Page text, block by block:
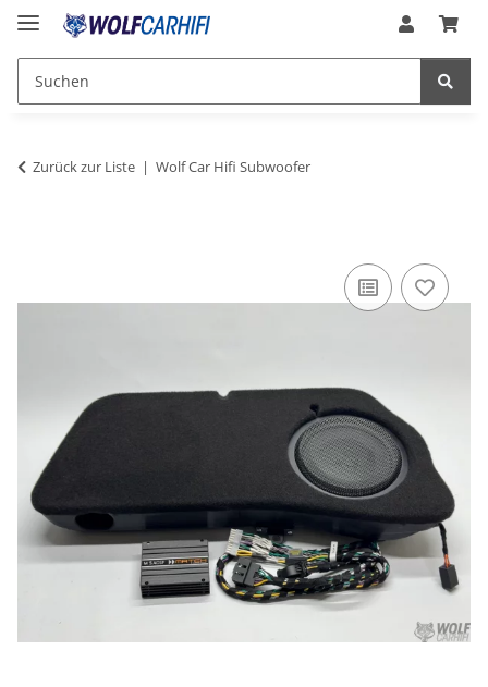
Zurück zur Liste Wolf Car Hifi Subwoofer